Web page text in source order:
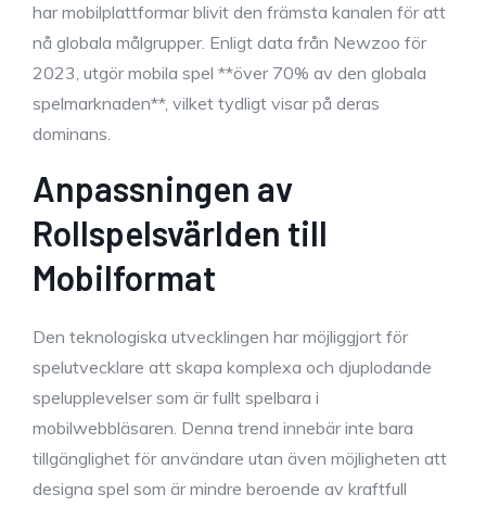
har mobilplattformar blivit den främsta kanalen för att
nå globala målgrupper. Enligt data från Newzoo för
2023, utgör mobila spel **över 70% av den globala
spelmarknaden**, vilket tydligt visar på deras
dominans.
Anpassningen av
Rollspelsvärlden till
Mobilformat
Den teknologiska utvecklingen har möjliggjort för
spelutvecklare att skapa komplexa och djuplodande
spelupplevelser som är fullt spelbara i
mobilwebbläsaren. Denna trend innebär inte bara
tillgänglighet för användare utan även möjligheten att
designa spel som är mindre beroende av kraftfull